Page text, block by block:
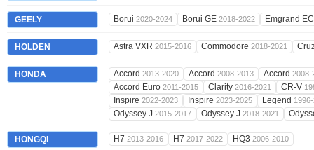
GEELY Borui 2020-2024 Borui GE 2018-2022 Emgrand
HOLDEN Astra VXR 2015-2016 Commodore 2018-2021
HONDA Accord 2013-2020 Accord 2008-2013 Accord 2008-
Accord Euro 2011-2015 Clarity 2016-2021 CR-V
Inspire 2022-2023 Inspire 2023-2025 Legend
Odyssey J 2015-2017 Odyssey J 2018-2021
HONGQI H7 2013-2016 H7 2017-2022 HQ3 2006-2010